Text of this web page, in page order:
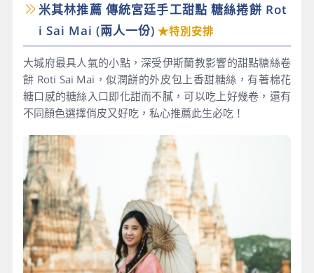
米其林推薦 傳統宮廷手工甜點 糖絲捲餅 Rot
i Sai Mai​ (兩人一份) ★特別安排
大城府最具人氣的小點，深受伊斯蘭教影響的甜點糖絲卷
餅 Roti Sai Mai，似潤餅的外皮包上香甜糖絲，有著棉花
糖口感的糖絲入口即化甜而不膩，可以吃上好幾卷，還有
不同顏色選擇俏皮又好吃，私心推薦此生必吃！